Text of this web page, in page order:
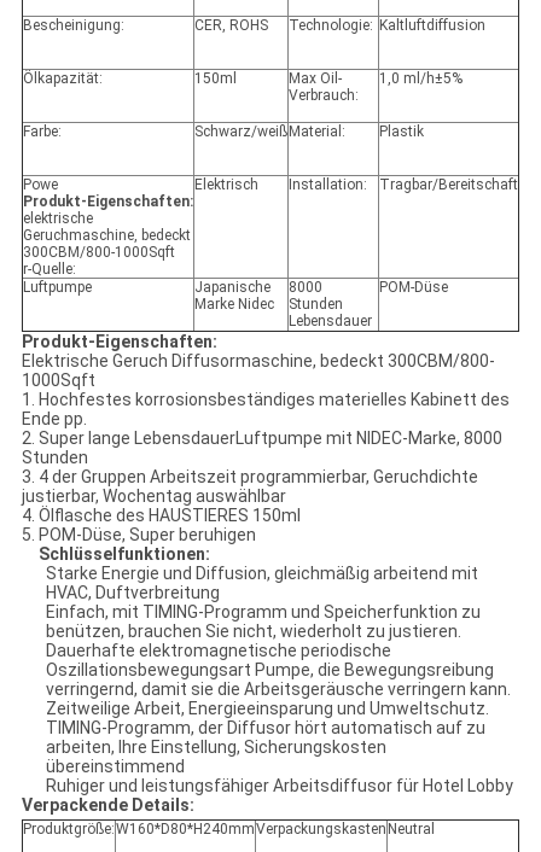
Bescheinigung: CER, ROHS Technologie: Kaltluftdiffusion
Ölkapazität: 150ml
Max Oil-
Verbrauch:
1,0 ml/h±5%
Farbe: Schwarz/weiß Material: Plastik
Powe
Produkt-Eigenschaften:
elektrische
Geruchmaschine, bedeckt
300CBM/800-1000Sqft
r-Quelle:
Elektrisch Installation: Tragbar/Bereitschaft
Luftpumpe
Japanische
Marke Nidec
8000
Stunden
Lebensdauer
POM-Düse
Produkt-Eigenschaften:
Elektrische Geruch Diffusormaschine, bedeckt 300CBM/800-
1000Sqft
1. Hochfestes korrosionsbeständiges materielles Kabinett des
Ende pp.
2. Super lange LebensdauerLuftpumpe mit NIDEC-Marke, 8000
Stunden
3. 4 der Gruppen Arbeitszeit programmierbar, Geruchdichte
justierbar, Wochentag auswählbar
4. Ölflasche des HAUSTIERES 150ml
5. POM-Düse, Super beruhigen
Schlüsselfunktionen:
Starke Energie und Diffusion, gleichmäßig arbeitend mit
HVAC, Duftverbreitung
Einfach, mit TIMING-Programm und Speicherfunktion zu
benützen, brauchen Sie nicht, wiederholt zu justieren.
Dauerhafte elektromagnetische periodische
Oszillationsbewegungsart Pumpe, die Bewegungsreibung
verringernd, damit sie die Arbeitsgeräusche verringern kann.
Zeitweilige Arbeit, Energieeinsparung und Umweltschutz.
TIMING-Programm, der Diffusor hört automatisch auf zu
arbeiten, Ihre Einstellung, Sicherungskosten
übereinstimmend
Ruhiger und leistungsfähiger Arbeitsdiffusor für Hotel Lobby
Verpackende Details:
Produktgröße:W160*D80*H240mmVerpackungskasten Neutral